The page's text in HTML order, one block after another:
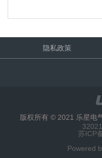
隐私政策
版权所有 © 2021 乐星
苏ICP
Powered